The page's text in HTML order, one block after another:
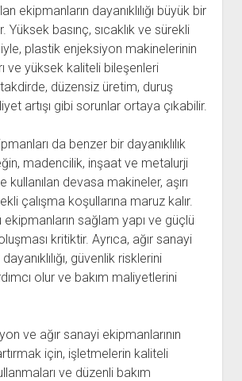
ekipmanların dayanıklılığı büyük bir
Yüksek basınç, sıcaklık ve sürekli
plastik enjeksiyon makinelerinin
ve yüksek kaliteli bileşenleri
takdirde, düzensiz üretim, duruş
artışı gibi sorunlar ortaya çıkabilir.
da benzer bir dayanıklılık
madencilik, inşaat ve metalurji
kullanılan devasa makineler, aşırı
çalışma koşullarına maruz kalır.
ekipmanların sağlam yapı ve güçlü
kritiktir. Ayrıca, ağır sanayi
güvenlik risklerini
olur ve bakım maliyetlerini
ve ağır sanayi ekipmanlarının
artırmak için, işletmelerin kaliteli
ve düzenli bakım